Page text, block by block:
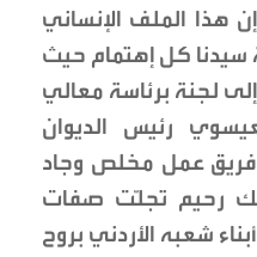
هذا الملف الإنساني
سيدنا كل إهتمام حيث
لجنة برئاسة معالي
رئيس الديوان
عمل مخلص وجاد
رحيم تجلّت صفات
شعبه الأردني بروح